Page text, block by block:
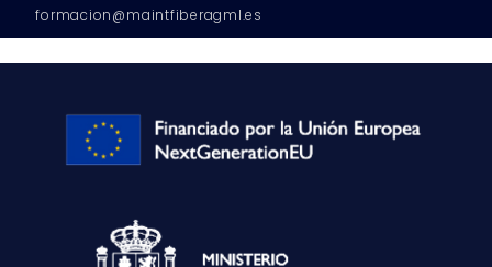
formacion@maintfiberagml.es